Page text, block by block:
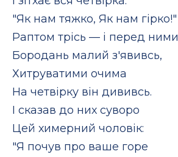
"Як нам тяжко, Як нам гірко!"
Раптом трісь — і перед ними
Бородань малий з'явивсь,
Хитруватими очима
На четвірку він дививсь.
І сказав до них суворо
Цей химерний чоловік:
"Я почув про ваше горе